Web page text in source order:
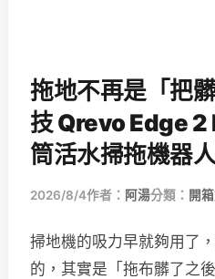
拖地不再是「把
技 Qrevo Edge 2
筒活水掃拖機器
2026/8/4作者： 阿湯分類： 開
掃地機的吸力早就夠用了
的，其實是「拖布髒了之